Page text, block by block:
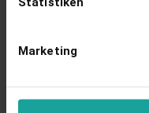
Marketing